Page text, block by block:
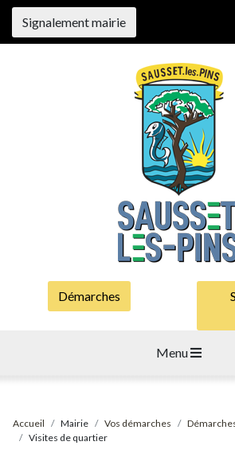
Signalement mairie
Démarches
Menu
Accueil Mairie Vos démarches
Visites de quartier